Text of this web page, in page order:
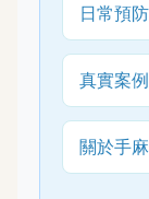
日常預
真實案
關於手